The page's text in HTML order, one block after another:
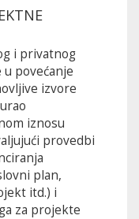
i privatnog
povećanje
izvore
iznosu
provedbi
plan,
itd.) i
za projekte